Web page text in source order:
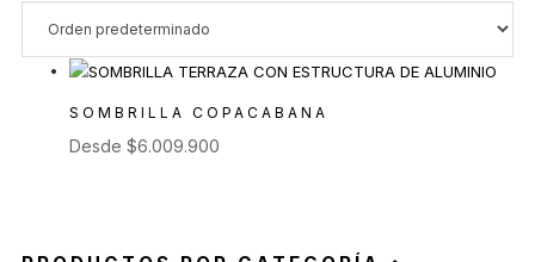
SOMBRILLA COPACABANA
Desde $6.009.900